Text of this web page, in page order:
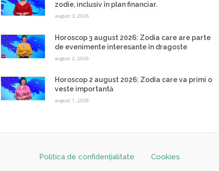
zodie, inclusiv în plan financiar.
august 3, 2026
Horoscop 3 august 2026: Zodia care are parte
de evenimente interesante în dragoste
august 2, 2026
Horoscop 2 august 2026: Zodia care va primi o
veste importantă
august 1, 2026
Politica de confidențialitate Cookies